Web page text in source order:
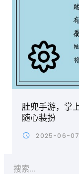
肚兜手游，掌
随心装扮
2025-06-
搜索...